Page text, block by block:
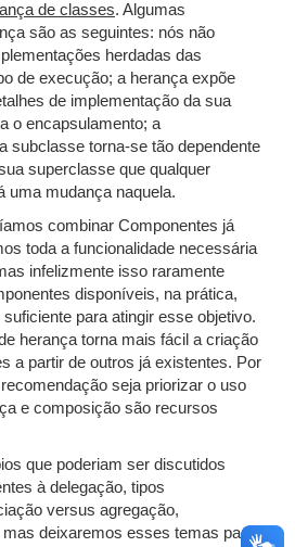
de classes. Algumas
são as seguintes: nós não
herdadas das
de execução; a herança expõe
de implementação da sua
o encapsulamento; a
subclasse torna-se tão dependente
superclasse que qualquer
uma mudança naquela.
combinar Componentes já
toda a funcionalidade necessária
infelizmente isso raramente
disponíveis, na prática,
para atingir esse objetivo.
herança torna mais fácil a criação
a partir de outros já existentes. Por
seja priorizar o uso
e composição são recursos
que poderiam ser discutidos
à delegação, tipos
versus agregação,
mas deixaremos esses temas para